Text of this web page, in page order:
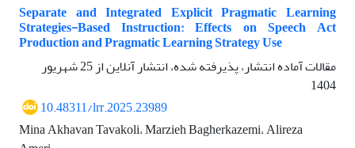
Separate and Integrated Explicit Pragmatic Learning
Strategies-Based Instruction: Effects on Speech Act
Production and Pragmatic Learning Strategy Use
مقالات آماده انتشار، پذیرفته شده، انتشار آنلاین از
25 شهریور
1404
10.48311/lrr.2025.23989
Mina Akhavan Tavakoli، Marzieh Bagherkazemi، Alireza